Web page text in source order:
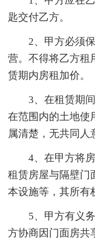
匙交付乙方。
2、甲方必须
营。不得将乙方租
赁期内房租加价。
3、在租赁期
在范围内的土地使
属清楚，无共同人
4、在甲方将
租赁房屋与隔壁门
本设施等，其所有
5、甲方有义
方协商因门面房共